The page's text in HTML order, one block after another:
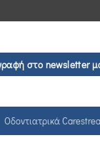
στο newsletter
Οδοντιατρικά